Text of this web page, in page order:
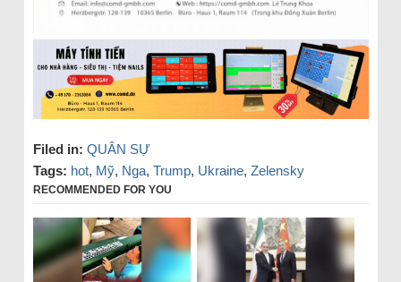
Filed in: QUÂN SỰ
Tags: hot, Mỹ, Nga, Trump, Ukraine, Zelensky
RECOMMENDED FOR YOU